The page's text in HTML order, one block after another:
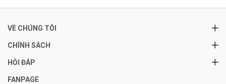
VỀ CHÚNG TÔI
CHÍNH SÁCH
HỎI ĐÁP
FANPAGE